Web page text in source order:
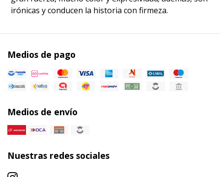
irónicas y conducen la historia con firmeza.
Medios de pago
Medios de envío
Nuestras redes sociales